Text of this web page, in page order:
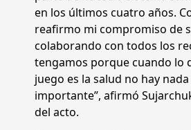
en los últimos cuatro años.
reafirmo mi compromiso de
colaborando con todos los
tengamos porque cuando lo
juego es la salud no hay
importante”, afirmó
del acto.